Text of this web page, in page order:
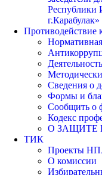
Республики
Противодействие
Сведения о
Формы и
Сообщить о
Кодекс
О ЗАЩИТЕ
ТИК
Проекты
О комиссии